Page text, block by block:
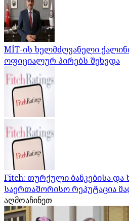
MİT-ის ხელმძღვანელი
ოფიციალურ პირებს შეხვდა
Fitch: თურქული ბანკებისა და
საერთაშორისო რეპუტაცია
აღმოაჩინეთ